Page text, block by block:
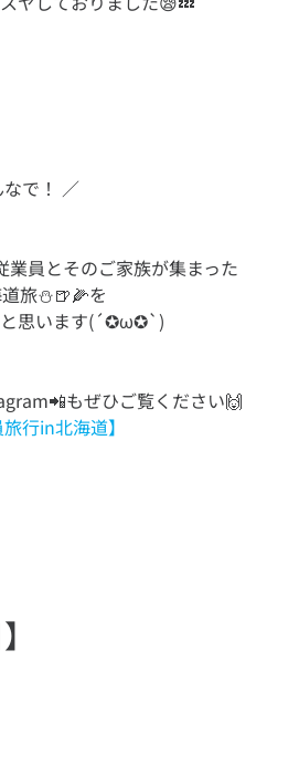
業員とそのご家族が集まった
旅⛄🍺🌽を
もぜひご覧ください🙌
旅行in北海道】